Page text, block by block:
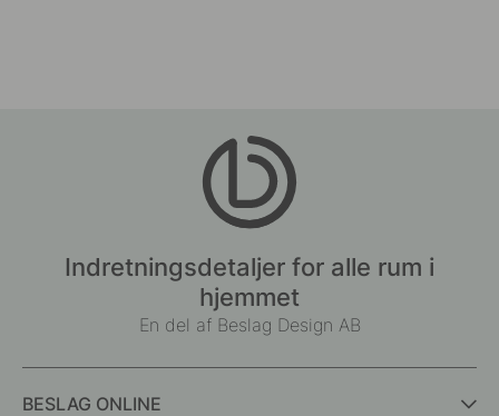
Indretningsdetaljer for alle rum i
hjemmet
En del af Beslag Design AB
BESLAG ONLINE